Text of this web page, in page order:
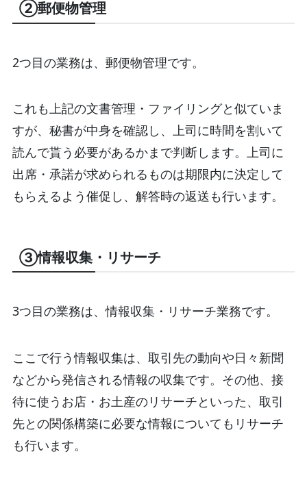
②郵便物管理
2つ目の業務は、郵便物管理です。
これも上記の文書管理・ファイリングと似ていま
すが、秘書が中身を確認し、上司に時間を割いて
読んで貰う必要があるかまで判断します。上司に
出席・承諾が求められるものは期限内に決定して
もらえるよう催促し、解答時の返送も行います。
③情報収集・リサーチ
3つ目の業務は、情報収集・リサーチ業務です。
ここで行う情報収集は、取引先の動向や日々新聞
などから発信される情報の収集です。その他、接
待に使うお店・お土産のリサーチといった、取引
先との関係構築に必要な情報についてもリサーチ
も行います。